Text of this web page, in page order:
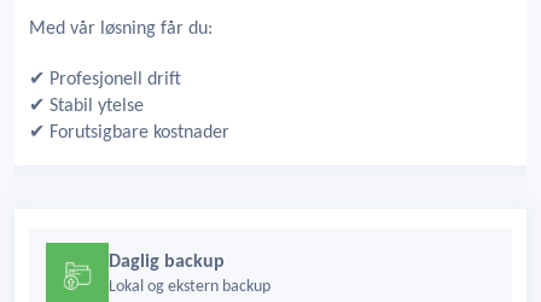
Med vår løsning får du:
✔ Profesjonell drift
✔ Stabil ytelse
✔ Forutsigbare kostnader
Daglig backup
Lokal og ekstern backup